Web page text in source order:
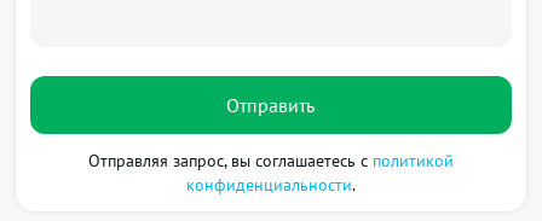
Отправить
Отправляя запрос, вы соглашаетесь с политикой
конфиденциальности.